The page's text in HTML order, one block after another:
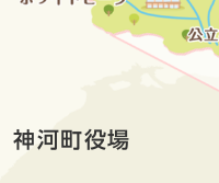
神河町役場